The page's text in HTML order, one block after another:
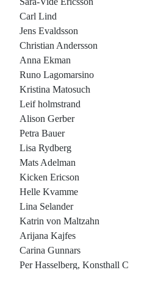
Carl Lind
Jens Evaldsson
Christian Andersson
Anna Ekman
Runo Lagomarsino
Kristina Matosuch
Leif holmstrand
Alison Gerber
Petra Bauer
Lisa Rydberg
Mats Adelman
Kicken Ericson
Helle Kvamme
Lina Selander
Katrin von Maltzahn
Arijana Kajfes
Carina Gunnars
Per Hasselberg, Konsthall C